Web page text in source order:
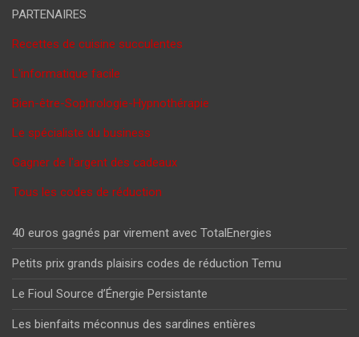
PARTENAIRES
Recettes de cuisine succulentes
L'informatique facile
Bien-être-Sophrologie-Hypnothérapie
Le spécialiste du business
Gagner de l'argent des cadeaux
Tous les codes de réduction
40 euros gagnés par virement avec TotalEnergies
Petits prix grands plaisirs codes de réduction Temu
Le Fioul Source d’Énergie Persistante
Les bienfaits méconnus des sardines entières